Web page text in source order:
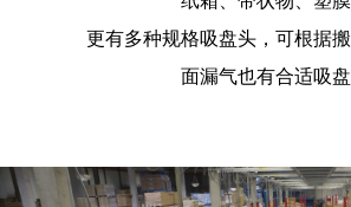
更有多种规格吸盘头，可根据
面漏气也有合适吸